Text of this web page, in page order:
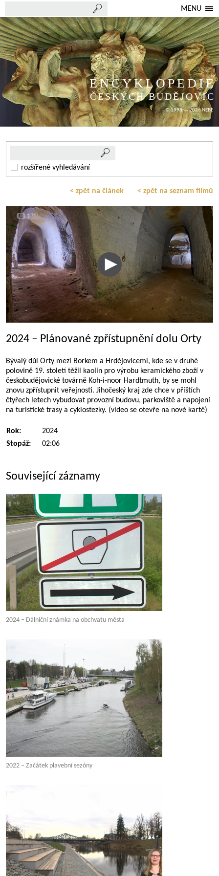
MENU
ENCYKLOPEDIE
ČESKÝCH BUDĚJOVIC
© 1998 — 2026 NEBE
rozšířené vyhledávání
< zpět na článek < zpět na seznam filmů
2024 – Plánované zpřístupnění dolu Orty
Bývalý důl Orty mezi Borkem a Hrdějovicemi, kde se v druhé
polovině 19. století těžil kaolin pro výrobu keramického zboží v
českobudějovické továrně Koh-i-noor Hardtmuth, by se mohl
znovu zpřístupnit veřejnosti. Jihočeský kraj zde chce v příštích
čtyřech letech vybudovat provozní budovu, parkoviště a napojení
na turistické trasy a cyklostezky. (video se otevře na nové kartě)
Rok:
2024
Stopáž:
02:06
Související záznamy
2024 – Dálniční známka na obchvatu města
2022 – Začátek plavební sezóny